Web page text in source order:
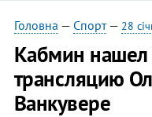
Головна — Спорт— 28
Кабмин нашел
трансляцию
Ванкувере